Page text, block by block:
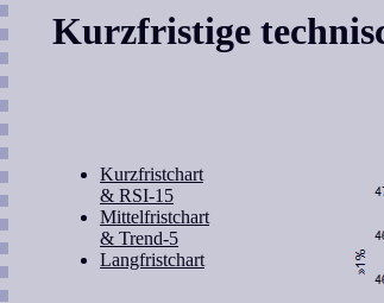
Kurzfristige
Kurzfristchart
& RSI-15
Mittelfristchart
& Trend-5
Langfristchart